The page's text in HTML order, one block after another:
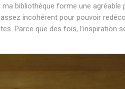
bibliothèque forme une agréable
incohérent pour pouvoir
Parce que des fois, l’inspiration